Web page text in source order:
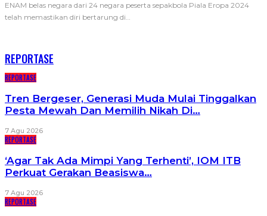
ENAM belas negara dari 24 negara peserta sepakbola Piala Eropa 2024
telah memastikan diri bertarung di…
REPORTASE
REPORTASE
Tren Bergeser, Generasi Muda Mulai Tinggalkan
Pesta Mewah Dan Memilih Nikah Di…
7 Agu 2026
REPORTASE
‘Agar Tak Ada Mimpi Yang Terhenti’, IOM ITB
Perkuat Gerakan Beasiswa…
7 Agu 2026
REPORTASE